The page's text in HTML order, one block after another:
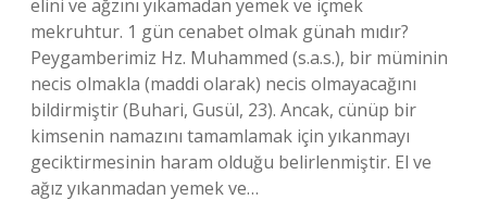
elini ve ağzını yıkamadan yemek ve içmek
mekruhtur. 1 gün cenabet olmak günah mıdır?
Peygamberimiz Hz. Muhammed (s.a.s.), bir müminin
necis olmakla (maddi olarak) necis olmayacağını
bildirmiştir (Buhari, Gusül, 23). Ancak, cünüp bir
kimsenin namazını tamamlamak için yıkanmayı
geciktirmesinin haram olduğu belirlenmiştir. El ve
ağız yıkanmadan yemek ve…